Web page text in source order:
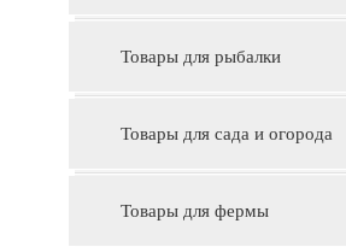
Товары для рыбалки
Товары для сада и огорода
Товары для фермы